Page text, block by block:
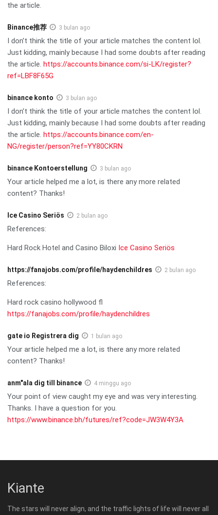
the article.
Binance推荐 3 bulan ago
I don’t think the title of your article matches the content lol.
Just kidding, mainly because I had some doubts after reading
the article. https://accounts.binance.com/si-LK/register?
ref=LBF8F65G
binance konto 3 bulan ago
I don’t think the title of your article matches the content lol.
Just kidding, mainly because I had some doubts after reading
the article. https://accounts.binance.com/en-
NG/register/person?ref=YY80CKRN
binance Kontoerstellung 3 bulan ago
Your article helped me a lot, is there any more related
content? Thanks!
Ice Casino Seriös 2 bulan ago
References:
Hard Rock Hotel and Casino Biloxi Ice Casino Seriös
https://fanajobs.com/profile/haydenchildres 2 bulan ago
References:
Hard rock casino hollywood fl
https://fanajobs.com/profile/haydenchildres
gate io Registrera dig 1 bulan ago
Your article helped me a lot, is there any more related
content? Thanks!
anm"ala dig till binance 4 minggu ago
Your point of view caught my eye and was very interesting.
Thanks. I have a question for you.
https://www.binance.bh/futures/ref?code=JW3W4Y3A
Kiante
The stars will never align, and the traffic lights of life will never all